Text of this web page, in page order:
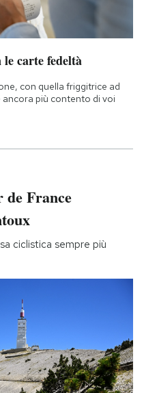
le carte fedeltà
con quella friggitrice ad
ancora più contento di voi
France
ciclistica sempre più